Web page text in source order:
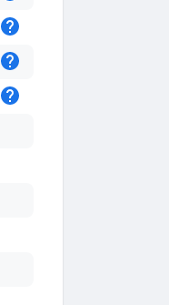
Подсказка
Подсказка
Подсказка